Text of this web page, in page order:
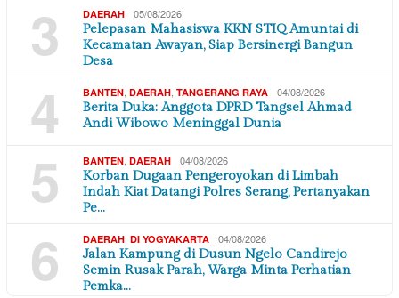
3 DAERAH 05/08/2026
Pelepasan Mahasiswa KKN STIQ Amuntai di
Kecamatan Awayan, Siap Bersinergi Bangun
Desa
4 BANTEN, DAERAH, TANGERANG RAYA 04/08/2026
Berita Duka: Anggota DPRD Tangsel Ahmad
Andi Wibowo Meninggal Dunia
5 BANTEN, DAERAH 04/08/2026
Korban Dugaan Pengeroyokan di Limbah
Indah Kiat Datangi Polres Serang, Pertanyakan
Pe…
6 DAERAH, DI YOGYAKARTA 04/08/2026
Jalan Kampung di Dusun Ngelo Candirejo
Semin Rusak Parah, Warga Minta Perhatian
Pemka…